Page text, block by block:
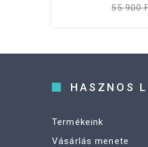
55 900
HASZNOS
Termékeink
Vásárlás menete